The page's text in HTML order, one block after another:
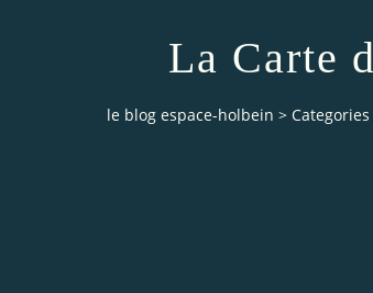
La Carte
le blog espace-holbein > Categories